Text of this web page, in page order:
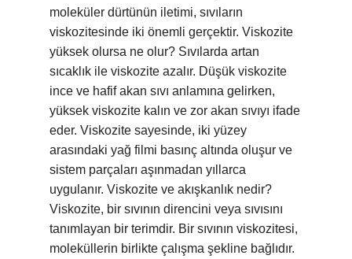
moleküler dürtünün iletimi, sıvıların
viskozitesinde iki önemli gerçektir. Viskozite
yüksek olursa ne olur? Sıvılarda artan
sıcaklık ile viskozite azalır. Düşük viskozite
ince ve hafif akan sıvı anlamına gelirken,
yüksek viskozite kalın ve zor akan sıvıyı ifade
eder. Viskozite sayesinde, iki yüzey
arasındaki yağ filmi basınç altında oluşur ve
sistem parçaları aşınmadan yıllarca
uygulanır. Viskozite ve akışkanlık nedir?
Viskozite, bir sıvının direncini veya sıvısını
tanımlayan bir terimdir. Bir sıvının viskozitesi,
moleküllerin birlikte çalışma şekline bağlıdır.